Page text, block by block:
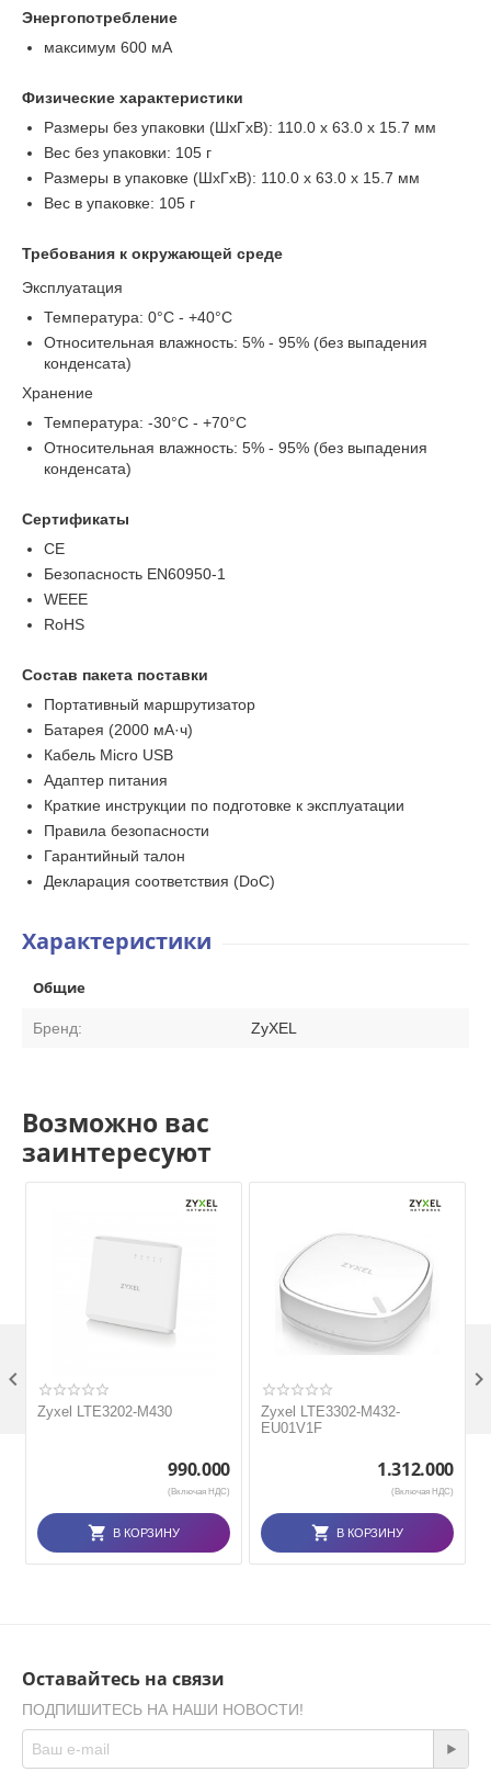
Энергопотребление
максимум 600 мA
Физические характеристики
Размеры без упаковки (ШxГxВ): 110.0 x 63.0 x 15.7 мм
Вес без упаковки: 105 г
Размеры в упаковке (ШxГxВ): 110.0 x 63.0 x 15.7 мм
Вес в упаковке: 105 г
Требования к окружающей среде
Эксплуатация
Температура: 0°C - +40°C
Относительная влажность: 5% - 95% (без выпадения
конденсата)
Хранение
Температура: -30°C - +70°C
Относительная влажность: 5% - 95% (без выпадения
конденсата)
Сертификаты
CE
Безопасность EN60950-1
WEEE
RoHS
Состав пакета поставки
Портативный маршрутизатор
Батарея (2000 мА·ч)
Кабель Micro USB
Адаптер питания
Краткие инструкции по подготовке к эксплуатации
Правила безопасности
Гарантийный талон
Декларация соответствия (DoC)
Характеристики
Общие
Бренд: ZyXEL
Возможно вас
заинтересуют
Zyxel LTE3202-M430
990.000
(Включая НДС)
В КОРЗИНУ
Zyxel LTE3302-M432-
EU01V1F
1.312.000
(Включая НДС)
В КОРЗИНУ
 
Оставайтесь на связи
ПОДПИШИТЕСЬ НА НАШИ НОВОСТИ!